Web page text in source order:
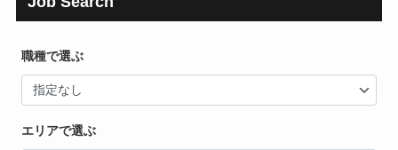
職種で選ぶ
エリアで選ぶ